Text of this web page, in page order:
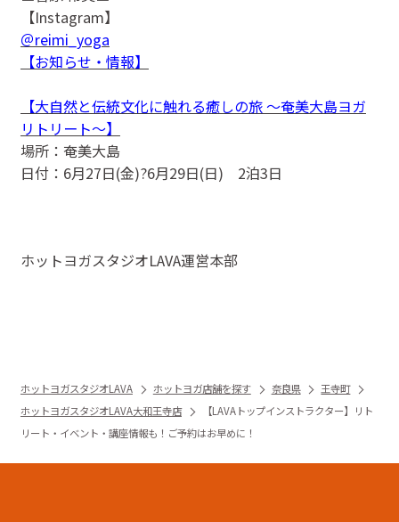
【Instagram】
＠reimi_yoga
【お知らせ・情報】
【大自然と伝統文化に触れる癒しの旅 ～奄美大島ヨガ
リトリート～】
場所：奄美大島
日付：6月27日(金)?6月29日(日) 2泊3日
ホットヨガスタジオLAVA運営本部
ホットヨガスタジオLAVA ホットヨガ店舗を探す 奈良県
王寺町
ホットヨガスタジオLAVA大和王寺店
【LAVAトップインストラクター】リト
リート・イベント・講座情報も！ご予約はお早めに！